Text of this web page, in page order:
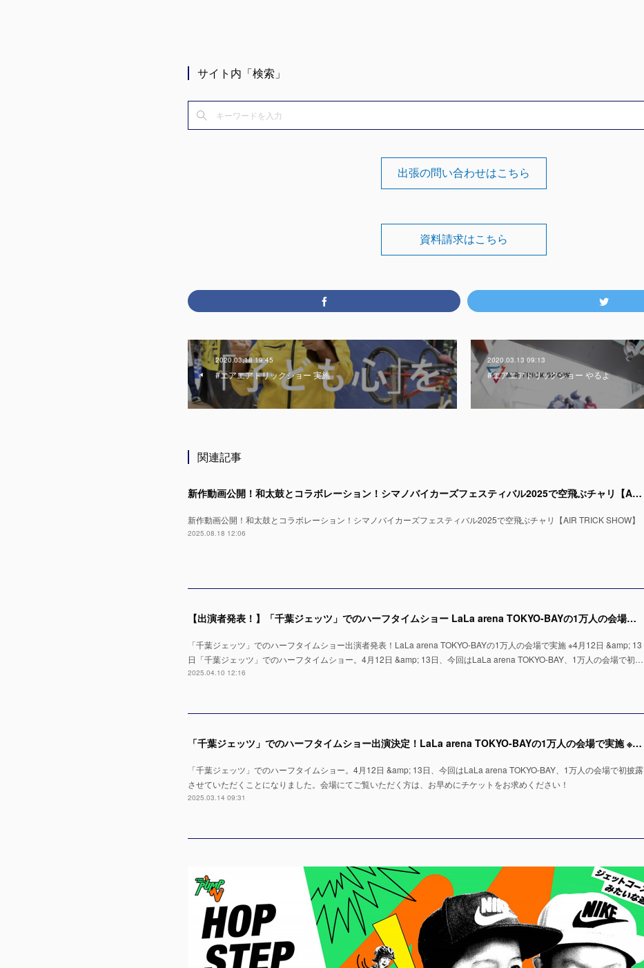
サイト内「検索」
出張の問い合わせはこちら
資料請求はこちら
2020.03.18 19:45
#エアエアトリックショー 実施
2020.03.13 09:13
#エアエアトリックショー やるよ
関連記事
新作動画公開！和太鼓とコラボレーション！シマノバイカーズフェスティバル2025で空飛ぶチャリ【AIR TRICK SHOW】
新作動画公開！和太鼓とコラボレーション！シマノバイカーズフェスティバル2025で空飛ぶチャリ【AIR TRICK SHOW】
2025.08.18 12:06
【出演者発表！】「千葉ジェッツ」でのハーフタイムショー LaLa arena TOKYO-BAYの1万人の会場で実施 ※4月12日 & 13日
「千葉ジェッツ」でのハーフタイムショー出演者発表！LaLa arena TOKYO-BAYの1万人の会場で実施 ※4月12日 &amp; 13
日「千葉ジェッツ」でのハーフタイムショー。4月12日 &amp; 13日、今回はLaLa arena TOKYO-BAY、1万人の会場で初…
2025.04.10 12:16
「千葉ジェッツ」でのハーフタイムショー出演決定！LaLa arena TOKYO-BAYの1万人の会場で実施 ※4月12日 & 13日
「千葉ジェッツ」でのハーフタイムショー。4月12日 &amp; 13日、今回はLaLa arena TOKYO-BAY、1万人の会場で初披露
させていただくことになりました。会場にてご覧いただく方は、お早めにチケットをお求めください！
2025.03.14 09:31